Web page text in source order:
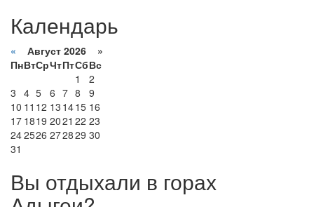
Календарь
« Август 2026 »
ПнВтСрЧтПтСбВс
1
2
3 4 5 6 7 8
9
10 11 12 13 1415 16
17 1819 2021 22 23
242526 272829 30
31
Вы отдыхали в горах